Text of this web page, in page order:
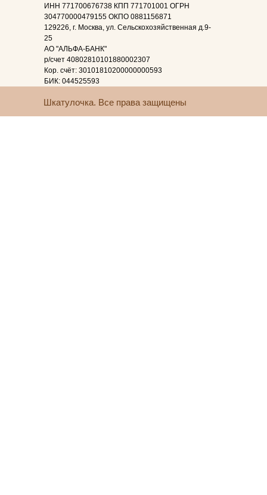
ИНН 771700676738 КПП 771701001 ОГРН
304770000479155 ОКПО 0881156871
129226, г. Москва, ул. Сельскохозяйственная д.9-
25
АО "АЛЬФА-БАНК"
р/счет 40802810101880002307
Кор. счёт: 30101810200000000593
БИК: 044525593
Шкатулочка. Все права защищены